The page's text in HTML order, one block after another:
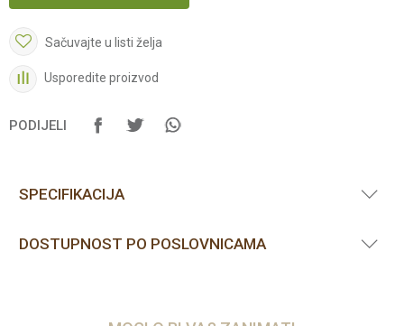
Sačuvajte u listi želja
Usporedite proizvod
PODIJELI
SPECIFIKACIJA
DOSTUPNOST PO POSLOVNICAMA